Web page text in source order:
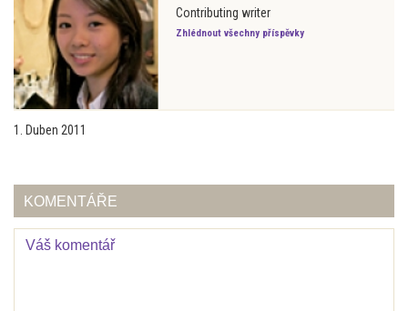
Contributing writer
Zhlédnout všechny příspěvky
1. Duben 2011
KOMENTÁŘE